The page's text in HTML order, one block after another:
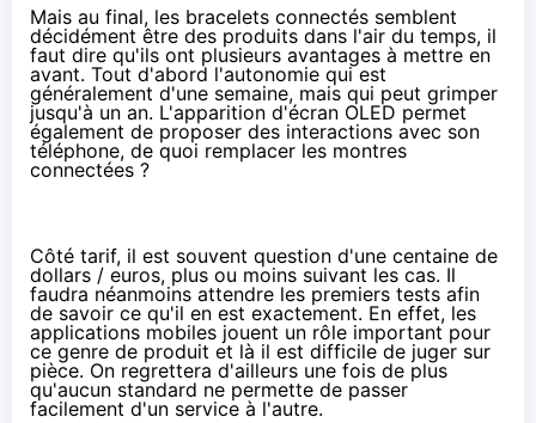
Mais au final, les bracelets connectés semblent
décidément être des produits dans l'air du temps, il
faut dire qu'ils ont plusieurs avantages à mettre en
avant. Tout d'abord l'autonomie qui est
généralement d'une semaine, mais qui peut grimper
jusqu'à un an. L'apparition d'écran OLED permet
également de proposer des interactions avec son
téléphone, de quoi remplacer les montres
connectées ?
Côté tarif, il est souvent question d'une centaine de
dollars / euros, plus ou moins suivant les cas. Il
faudra néanmoins attendre les premiers tests afin
de savoir ce qu'il en est exactement. En effet, les
applications mobiles jouent un rôle important pour
ce genre de produit et là il est difficile de juger sur
pièce. On regrettera d'ailleurs une fois de plus
qu'aucun standard ne permette de passer
facilement d'un service à l'autre.